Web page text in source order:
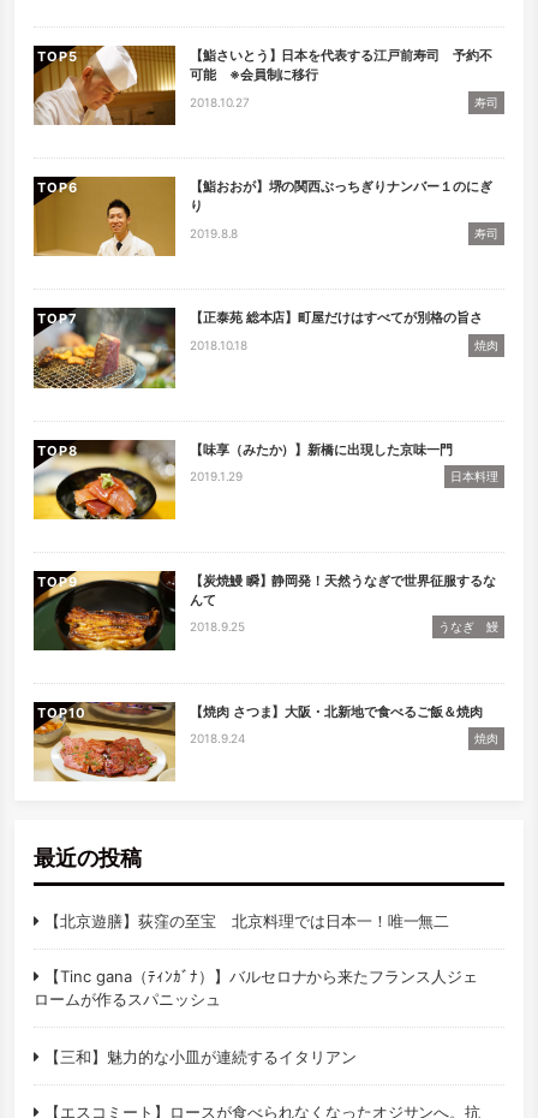
TOP
【鮨さいとう】日本を代表する江戸前寿司 予約不
可能 ※会員制に移行
2018.10.27 寿司
TOP
【鮨おおが】堺の関西ぶっちぎりナンバー１のにぎ
り
2019.8.8 寿司
TOP 【正泰苑 総本店】町屋だけはすべてが別格の旨さ
2018.10.18 焼肉
TOP 【味享（みたか）】新橋に出現した京味一門
2019.1.29 日本料理
TOP
【炭焼鰻 瞬】静岡発！天然うなぎで世界征服するな
んて
2018.9.25 うなぎ 鰻
TOP 【焼肉 さつま】大阪・北新地で食べるご飯＆焼肉
2018.9.24 焼肉
最近の投稿
【北京遊膳】荻窪の至宝 北京料理では日本一！唯一無二
【Tinc gana（ﾃｨﾝｶﾞﾅ）】バルセロナから来たフランス人ジェ
ロームが作るスパニッシュ
【三和】魅力的な小皿が連続するイタリアン
【エスコミート】ロースが食べられなくなったオジサンへ。抗